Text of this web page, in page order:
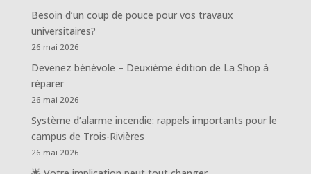
Besoin d’un coup de pouce pour vos travaux
universitaires?
26 mai 2026
Devenez bénévole – Deuxième édition de La Shop à
réparer
26 mai 2026
Système d’alarme incendie: rappels importants pour le
campus de Trois-Rivières
26 mai 2026